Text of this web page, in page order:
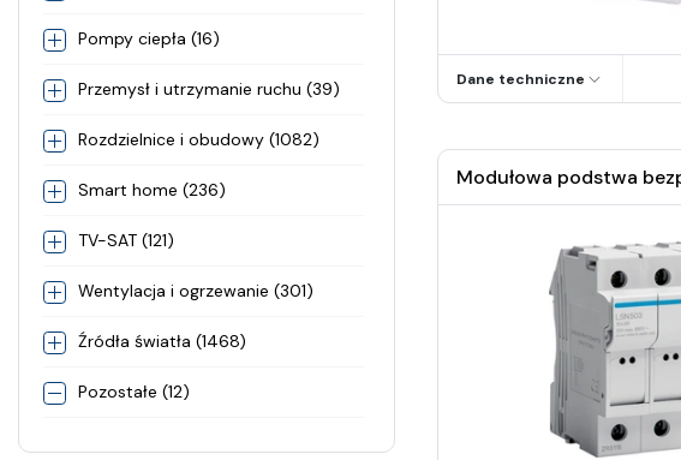
Pompy ciepła (16)
Przemysł i utrzymanie ruchu (39)
Rozdzielnice i obudowy (1082)
Smart home (236)
TV-SAT (121)
Wentylacja i ogrzewanie (301)
Źródła światła (1468)
Pozostałe (12)
Dane techniczne
Modułowa podstwa